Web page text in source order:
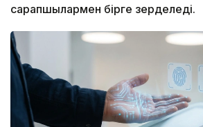
сарапшылармен бірге зерделеді.